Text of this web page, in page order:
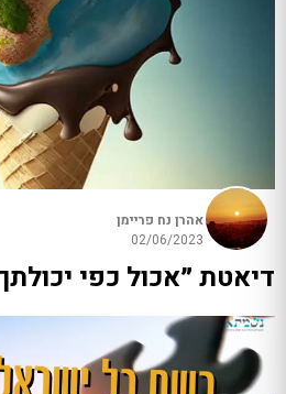
אהרן נח פריימן
02/06/2023
דיאטת ״אכול כפי